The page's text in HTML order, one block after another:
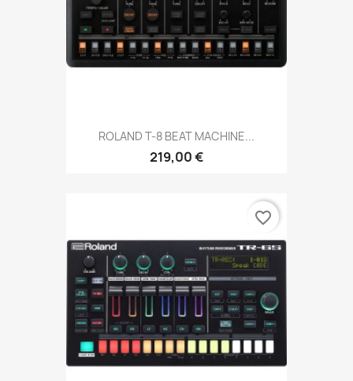
ROLAND T-8 BEAT MACHINE...
219,00 €
favorite_border